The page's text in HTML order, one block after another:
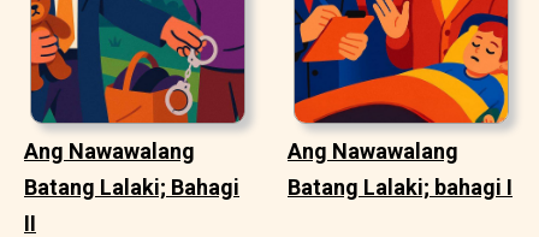
Ang Nawawalang
Batang Lalaki; Bahagi
II
Ang Nawawalang
Batang Lalaki; bahagi I